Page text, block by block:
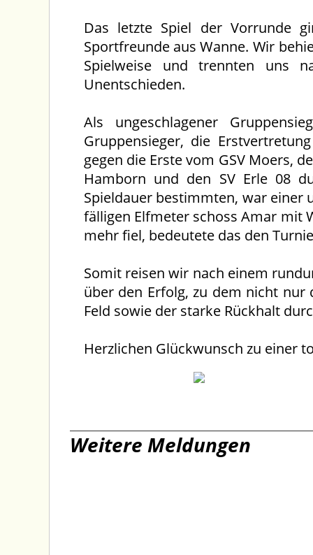
Das letzte Spiel der Vorrunde
Sportfreunde aus Wanne. Wir
Spielweise und trennten uns
Unentschieden.
Als ungeschlagener
Gruppensieger, die
gegen die Erste vom GSV Moers,
Hamborn und den SV Erle 08
Spieldauer bestimmten, war einer
fälligen Elfmeter schoss Amar mit
mehr fiel, bedeutete das den
Somit reisen wir nach einem
über den Erfolg, zu dem nicht nur
Feld sowie der starke Rückhalt
Herzlichen Glückwunsch zu einer
Weitere Meldungen